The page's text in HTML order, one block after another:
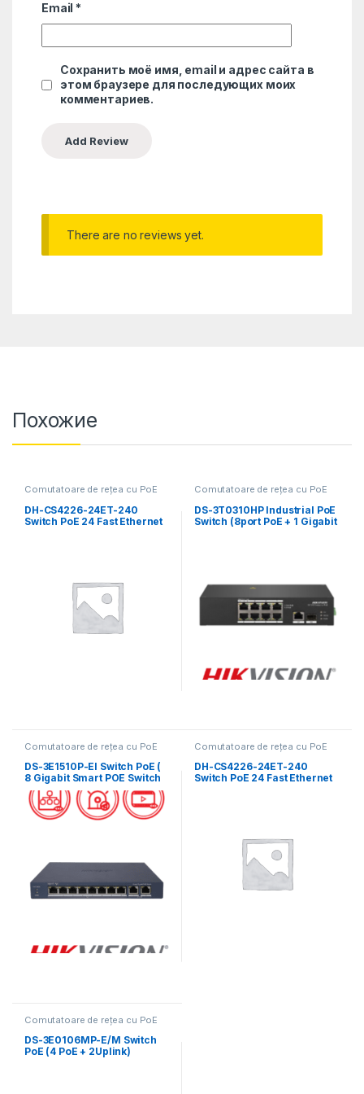
Email *
Сохранить моё имя, email и адрес сайта в
этом браузере для последующих моих
комментариев.
There are no reviews yet.
Похожие
Comutatoare de rețea cu PoE
DH-CS4226-24ET-240
Switch PoE 24 Fast Ethernet
Comutatoare de rețea cu PoE
DS-3T0310HP Industrial PoE
Switch (8port PoE + 1 Gigabit
Comutatoare de rețea cu PoE
DS-3E1510P-EI Switch PoE (
8 Gigabit Smart POE Switch
+ 2 Gigabit RJ45 port)
Comutatoare de rețea cu PoE
DH-CS4226-24ET-240
Switch PoE 24 Fast Ethernet
Comutatoare de rețea cu PoE
DS-3E0106MP-E/M Switch
PoE (4 PoE + 2Uplink)